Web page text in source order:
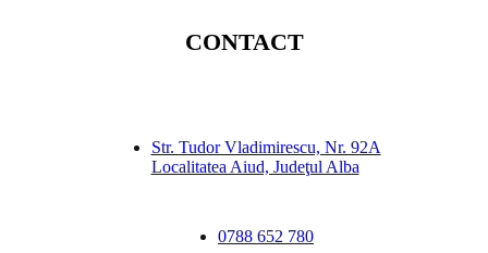
CONTACT
Str. Tudor Vladimirescu, Nr. 92A
Localitatea Aiud, Judeţul Alba
0788 652 780